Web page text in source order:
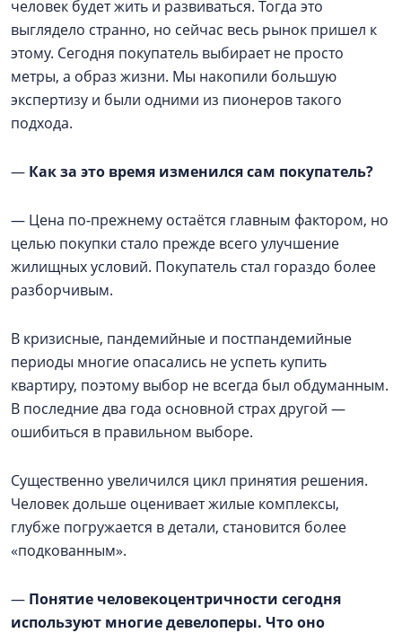
человек будет жить и развиваться. Тогда это
выглядело странно, но сейчас весь рынок пришел к
этому. Сегодня покупатель выбирает не просто
метры, а образ жизни. Мы накопили большую
экспертизу и были одними из пионеров такого
подхода.
— Как за это время изменился сам покупатель?
— Цена по-прежнему остаётся главным фактором, но
целью покупки стало прежде всего улучшение
жилищных условий. Покупатель стал гораздо более
разборчивым.
В кризисные, пандемийные и постпандемийные
периоды многие опасались не успеть купить
квартиру, поэтому выбор не всегда был обдуманным.
В последние два года основной страх другой —
ошибиться в правильном выборе.
Существенно увеличился цикл принятия решения.
Человек дольше оценивает жилые комплексы,
глубже погружается в детали, становится более
«подкованным».
— Понятие человекоцентричности сегодня
используют многие девелоперы. Что оно